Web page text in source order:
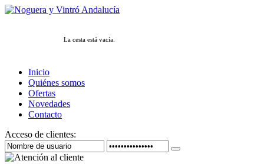
La cesta está vacía.
Inicio
Quiénes somos
Ofertas
Novedades
Contacto
Acceso de clientes: